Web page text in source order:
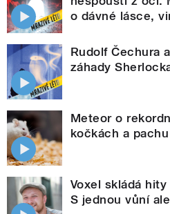
o dávné lásce,
Rudolf Čechura
záhady
Meteor o
kočkách a
Voxel skládá
S jednou vůní